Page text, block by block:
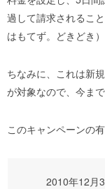
過して請求されるこ
はもてず。どきどき）
ちなみに、これは新
が対象なので、今ま
このキャンペーンの
2010年12月